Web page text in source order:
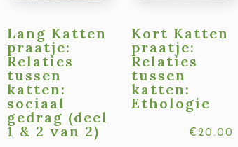
Lang Katten
praatje:
Relaties
tussen
katten:
sociaal
gedrag (deel
1 & 2 van 2)
Kort Katten
praatje:
Relaties
tussen
katten:
Ethologie
€ 20.00